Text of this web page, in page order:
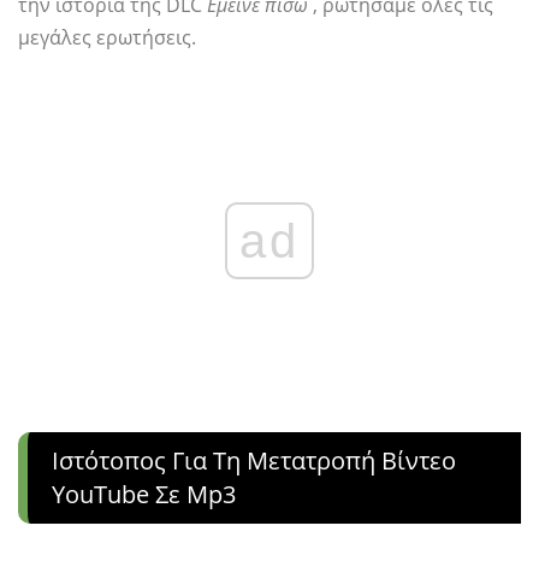
μεγάλες ερωτήσεις.
ad
Ιστότοπος Για Τη Μετατροπή Βίντεο
YouTube Σε Mp3